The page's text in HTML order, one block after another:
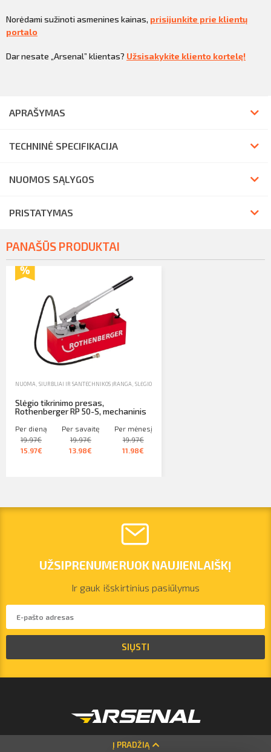
vilnius@arsenalrent.com
Norėdami sužinoti asmenines kainas, prisijunkite prie klientų
portalo
Dar nesate „Arsenal” klientas? Užsisakykite kliento kortelę!
APRAŠYMAS
TECHNINĖ SPECIFIKACIJA
NUOMOS SĄLYGOS
PRISTATYMAS
PANAŠŪS PRODUKTAI
NUOMA SIURBLIAI IR SANTECHNIKOS ĮRANGA SLĖGIO TIKRINIMO PRESAS
Slėgio tikrinimo presas,
Rothenberger RP 50-S, mechaninis
Per dieną
19.97€
15.97€
Per savaitę
19.97€
13.98€
Per mėnesį
19.97€
11.98€
UŽSIPRENUMERUOK NAUJIENLAIŠKĮ
Ir gauk išskirtinius pasiūlymus
SIŲSTI
Į PRADŽIĄ